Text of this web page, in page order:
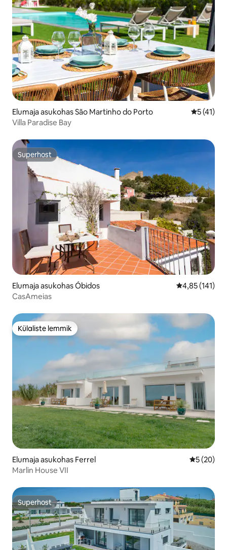
Elumaja asukohas São Martinho do Porto
5 (41)
Villa Paradise Bay
Superhost
Superhost
Elumaja asukohas Óbidos Keskmine
4,85 (141)
CasAmeias
Külaliste lemmik
Külaliste lemmik
Elumaja asukohas Ferrel Keskmine
5 (20)
Marlin House VII
Superhost
Superhost